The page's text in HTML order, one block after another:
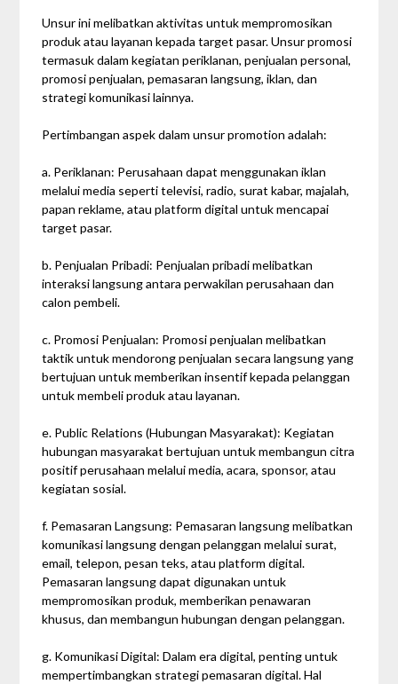
Unsur ini melibatkan aktivitas untuk mempromosikan
produk atau layanan kepada target pasar. Unsur promosi
termasuk dalam kegiatan periklanan, penjualan personal,
promosi penjualan, pemasaran langsung, iklan, dan
strategi komunikasi lainnya.
Pertimbangan aspek dalam unsur promotion adalah:
a. Periklanan: Perusahaan dapat menggunakan iklan
melalui media seperti televisi, radio, surat kabar, majalah,
papan reklame, atau platform digital untuk mencapai
target pasar.
b. Penjualan Pribadi: Penjualan pribadi melibatkan
interaksi langsung antara perwakilan perusahaan dan
calon pembeli.
c. Promosi Penjualan: Promosi penjualan melibatkan
taktik untuk mendorong penjualan secara langsung yang
bertujuan untuk memberikan insentif kepada pelanggan
untuk membeli produk atau layanan.
e. Public Relations (Hubungan Masyarakat): Kegiatan
hubungan masyarakat bertujuan untuk membangun citra
positif perusahaan melalui media, acara, sponsor, atau
kegiatan sosial.
f. Pemasaran Langsung: Pemasaran langsung melibatkan
komunikasi langsung dengan pelanggan melalui surat,
email, telepon, pesan teks, atau platform digital.
Pemasaran langsung dapat digunakan untuk
mempromosikan produk, memberikan penawaran
khusus, dan membangun hubungan dengan pelanggan.
g. Komunikasi Digital: Dalam era digital, penting untuk
mempertimbangkan strategi pemasaran digital. Hal